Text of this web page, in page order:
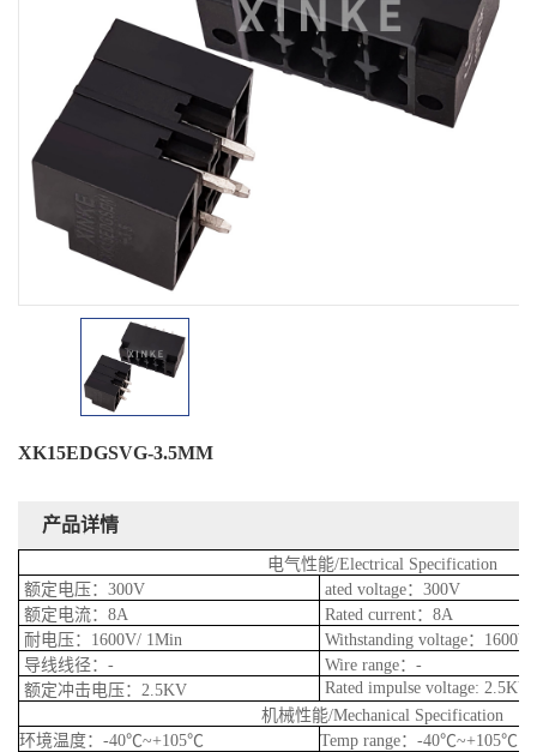
XK15EDGSVG-3.5MM
产品详情
电气性能/Electrical Specification
额定电压：300V
ated voltage：300V
额定电流：8A
Rated current：8A
耐电压：1600V/ 1Min
Withstanding voltage：
导线线径：-
Wire range：-
额定冲击电压：2.5KV
Rated impulse voltage: 2.5KV
机械性能/Mechanical Specification
环境温度：-40℃~+105℃
Temp range：-40℃~+105℃